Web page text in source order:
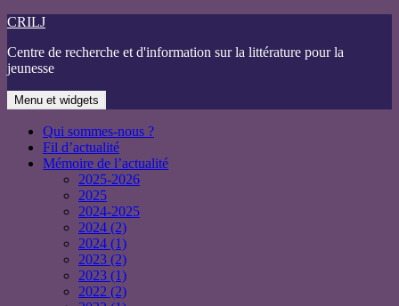
Aller
contenu
CRILJ
Centre de recherche et d'information sur la littérature pour la
jeunesse
Menu et widgets
Qui sommes-nous ?
Fil d’actualité
Mémoire de l’actualité
2025-2026
2025
2024-2025
2024 (2)
2024 (1)
2023 (2)
2023 (1)
2022 (2)